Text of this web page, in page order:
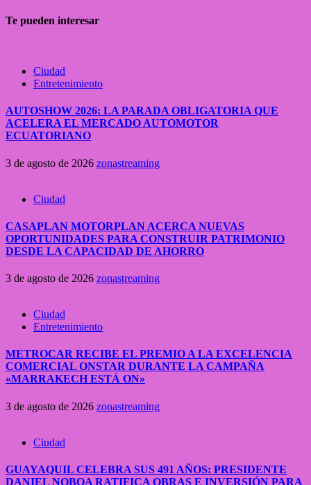
Te pueden interesar
Ciudad
Entretenimiento
AUTOSHOW 2026: LA PARADA OBLIGATORIA QUE
ACELERA EL MERCADO AUTOMOTOR
ECUATORIANO
3 de agosto de 2026 zonastreaming
Ciudad
CASAPLAN MOTORPLAN ACERCA NUEVAS
OPORTUNIDADES PARA CONSTRUIR PATRIMONIO
DESDE LA CAPACIDAD DE AHORRO
3 de agosto de 2026 zonastreaming
Ciudad
Entretenimiento
METROCAR RECIBE EL PREMIO A LA EXCELENCIA
COMERCIAL ONSTAR DURANTE LA CAMPAÑA
«MARRAKECH ESTÁ ON»
3 de agosto de 2026 zonastreaming
Ciudad
GUAYAQUIL CELEBRA SUS 491 AÑOS: PRESIDENTE
DANIEL NOBOA RATIFICA OBRAS E INVERSIÓN PARA